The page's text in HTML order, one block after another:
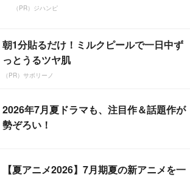
（PR）ジハンピ
朝1分貼るだけ！ミルクピールで一日中ず
っとうるツヤ肌
（PR）サボリーノ
2026年7月夏ドラマも、注目作＆話題作が
勢ぞろい！
【夏アニメ2026】7月期夏の新アニメを一